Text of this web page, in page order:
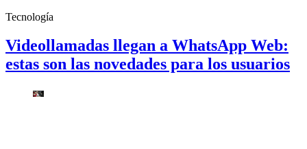
Tecnología
Videollamadas llegan a WhatsApp Web:
estas son las novedades para los usuarios